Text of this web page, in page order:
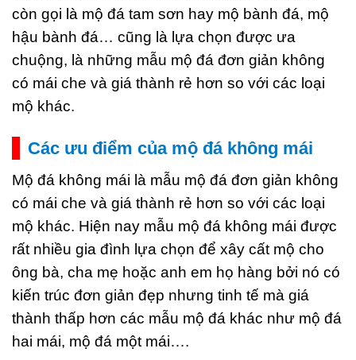
còn gọi là mộ đá tam sơn hay mộ bành đá, mộ
hậu bành đá… cũng là lựa chọn được ưa
chuộng, là những mẫu mộ đá đơn giản không
có mái che và giá thành rẻ hơn so với các loại
mộ khác.
Các ưu điểm của mộ đá không mái
Mộ đá không mái là mẫu mộ đá đơn giản không
có mái che và giá thành rẻ hơn so với các loại
mộ khác. Hiện nay mẫu mộ đá không mái được
rất nhiều gia đình lựa chọn để xây cất mộ cho
ông bà, cha mẹ hoặc anh em họ hàng bởi nó có
kiến trúc đơn giản đẹp nhưng tinh tế mà giá
thành thấp hơn các mẫu mộ đá khác như mộ đá
hai mái, mộ đá một mái….